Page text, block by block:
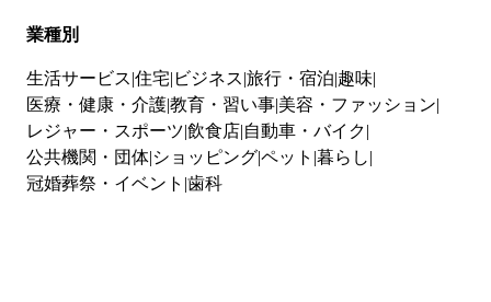
業種別
生活サービス 住宅 ビジネス 旅行・宿泊 趣味
医療・健康・介護教育・習い事 美容・ファッション
レジャー・スポーツ 飲食店 自動車・バイク
公共機関・団体 ショッピングペット 暮らし
冠婚葬祭・イベント 歯科